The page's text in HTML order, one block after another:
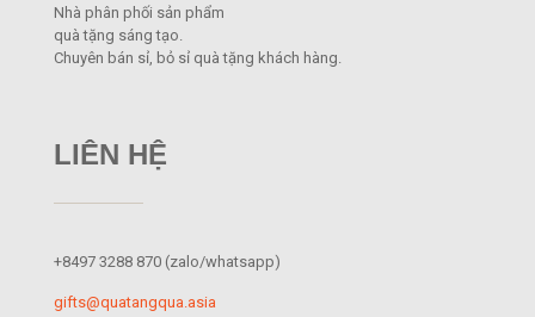
Nhà phân phối sản phẩm
quà tặng sáng tạo.
Chuyên bán sỉ, bỏ sỉ quà tặng khách hàng.
LIÊN HỆ
+8497 3288 870 (zalo/whatsapp)
gifts@quatangqua.asia